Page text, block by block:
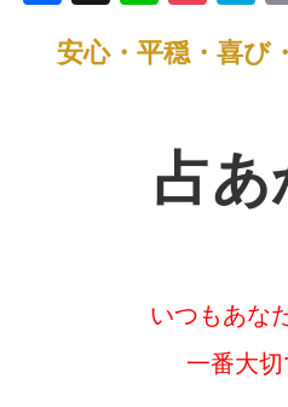
c
e
ck e
安心・平穏・喜び
占あ
いつもあな
一番大切